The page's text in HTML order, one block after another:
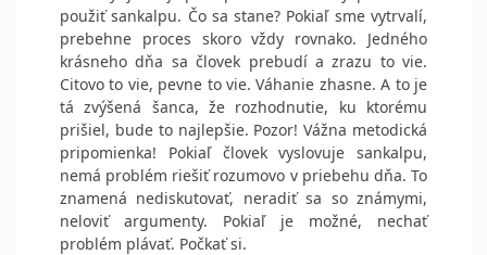
použiť sankalpu. Čo sa stane? Pokiaľ sme vytrvalí,
prebehne proces skoro vždy rovnako. Jedného
krásneho dňa sa človek prebudí a zrazu to vie.
Citovo to vie, pevne to vie. Váhanie zhasne. A to je
tá zvýšená šanca, že rozhodnutie, ku ktorému
prišiel, bude to najlepšie. Pozor! Vážna metodická
pripomienka! Pokiaľ človek vyslovuje sankalpu,
nemá problém riešiť rozumovo v priebehu dňa. To
znamená nediskutovať, neradiť sa so známymi,
neloviť argumenty. Pokiaľ je možné, nechať
problém plávať. Počkať si.